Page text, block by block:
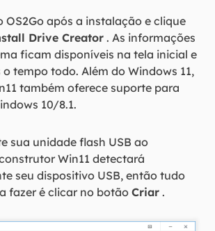
após a instalação e clique
Drive Creator. As informações
ficam disponíveis na tela inicial e
tempo todo. Além do Windows 11,
também oferece suporte para
10/8.1.
sua unidade flash USB ao
Win11 detectará
seu dispositivo USB, então tudo
fazer é clicar no botão Criar.